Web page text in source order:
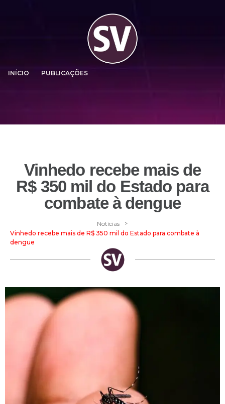
INÍCIO PUBLICAÇÕES
Vinhedo recebe mais de
R$ 350 mil do Estado para
combate à dengue
Notícias >
Vinhedo recebe mais de R$ 350 mil do Estado para combate à
dengue